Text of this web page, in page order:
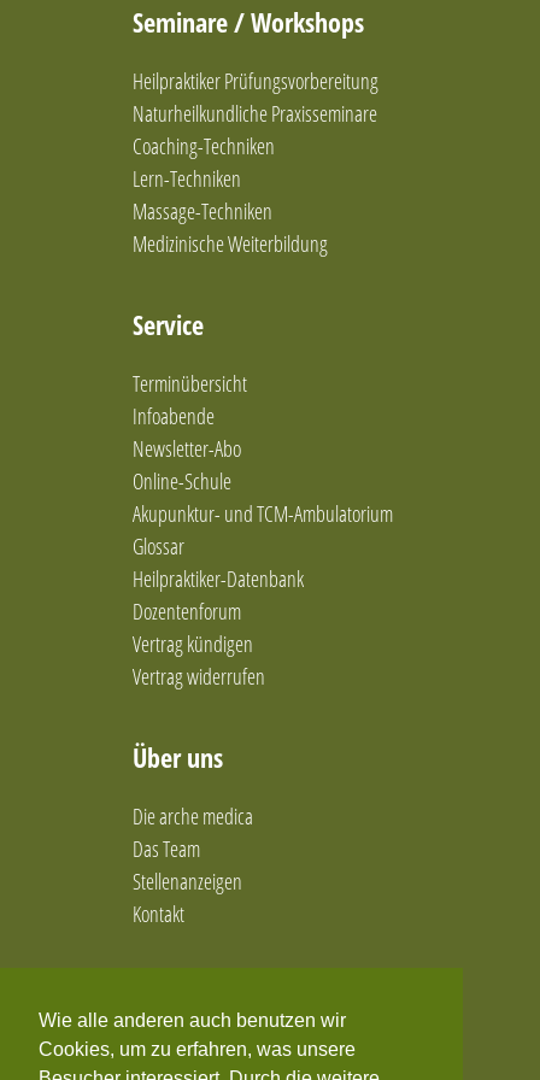
Wie alle anderen auch benutzen wir
Cookies, um zu erfahren, was unsere
EMDR & Hypno
Emotion Code Therapie
Emotionale Balance
Emotionelle Erste Hilfe (EEH)
Enaktive Traumatherapie & PITT
Enaktive und bindungsbasierte Traumatherapie
Engel Trance Coaching
Entspannung und achtsamkeitsbasierte Methoden
Entspannungshypnosen
Ernährung nach den 5 Elementen
Ernährungsberatung / Darmgesundheit
Ernährungsberatung nach Metabolic Balance
Ernährungsberatung und mikrobiologische
Therapie (Darmgesundheit)
Ernährungstherapie
Ernährungstherapie / Gewichtsregulation
Ernährungstherapie/Gewichtsregulation
Familienaufstellung in Einzelsitzung
Feldenkrais-Methode
Frauengesundheit und Coaching
Fußreflexzonentherapie
ganzheitliche Physiotherapie
Psychotherapie
Geistige Behandlungsmethoden
Geprächspsychotherapie
Gesprächspsychotherapie
Heilhypnose
Heilpraktikerin für Homöopathie & Ernährung.
Seminare / Workshops
Heilpraktiker Prüfungsvorbereitung
Naturheilkundliche Praxisseminare
Coaching-Techniken
Lern-Techniken
Massage-Techniken
Medizinische Weiterbildung
Service
Terminübersicht
Infoabende
Newsletter-Abo
Online-Schule
Akupunktur- und TCM-Ambulatorium
Glossar
Heilpraktiker-Datenbank
Dozentenforum
Vertrag kündigen
Vertrag widerrufen
Über uns
Die arche medica
Das Team
Stellenanzeigen
Kontakt
Facebook